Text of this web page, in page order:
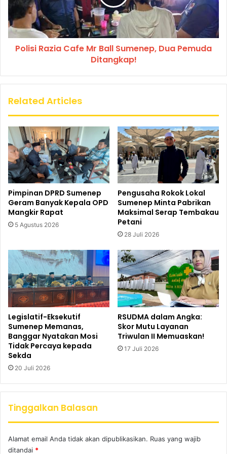
Polisi Razia Cafe Mr Ball Sumenep, Dua Pemuda
Ditangkap!
Related Articles
Pimpinan DPRD Sumenep
Geram Banyak Kepala OPD
Mangkir Rapat
5 Agustus 2026
Pengusaha Rokok Lokal
Sumenep Minta Pabrikan
Maksimal Serap Tembakau
Petani
28 Juli 2026
Legislatif-Eksekutif
Sumenep Memanas,
Banggar Nyatakan Mosi
Tidak Percaya kepada
Sekda
20 Juli 2026
RSUDMA dalam Angka:
Skor Mutu Layanan
Triwulan II Memuaskan!
17 Juli 2026
Tinggalkan Balasan
Alamat email Anda tidak akan dipublikasikan. Ruas yang wajib
ditandai *